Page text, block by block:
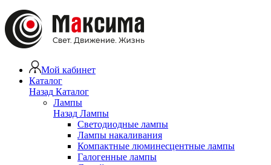
Мой кабинет
Каталог
Назад Каталог
Лампы
Назад Лампы
Светодиодные лампы
Лампы накаливания
Компактные люминесцентные лампы
Галогенные лампы